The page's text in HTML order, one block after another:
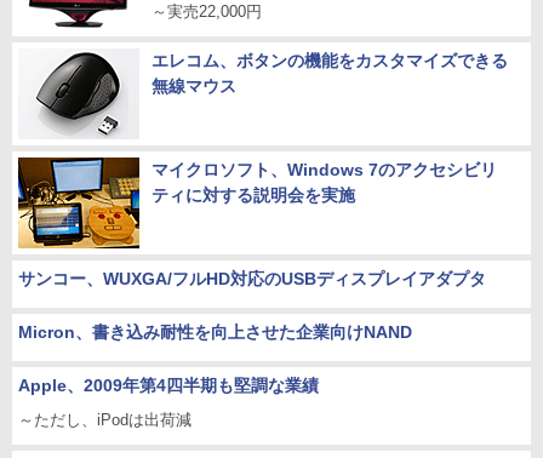
～実売22,000円
エレコム、ボタンの機能をカスタマイズできる
無線マウス
マイクロソフト、Windows 7のアクセシビリ
ティに対する説明会を実施
サンコー、WUXGA/フルHD対応のUSBディスプレイアダプタ
Micron、書き込み耐性を向上させた企業向けNAND
Apple、2009年第4四半期も堅調な業績
～ただし、iPodは出荷減